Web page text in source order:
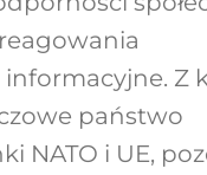
Z
państwo
NATO i UE,